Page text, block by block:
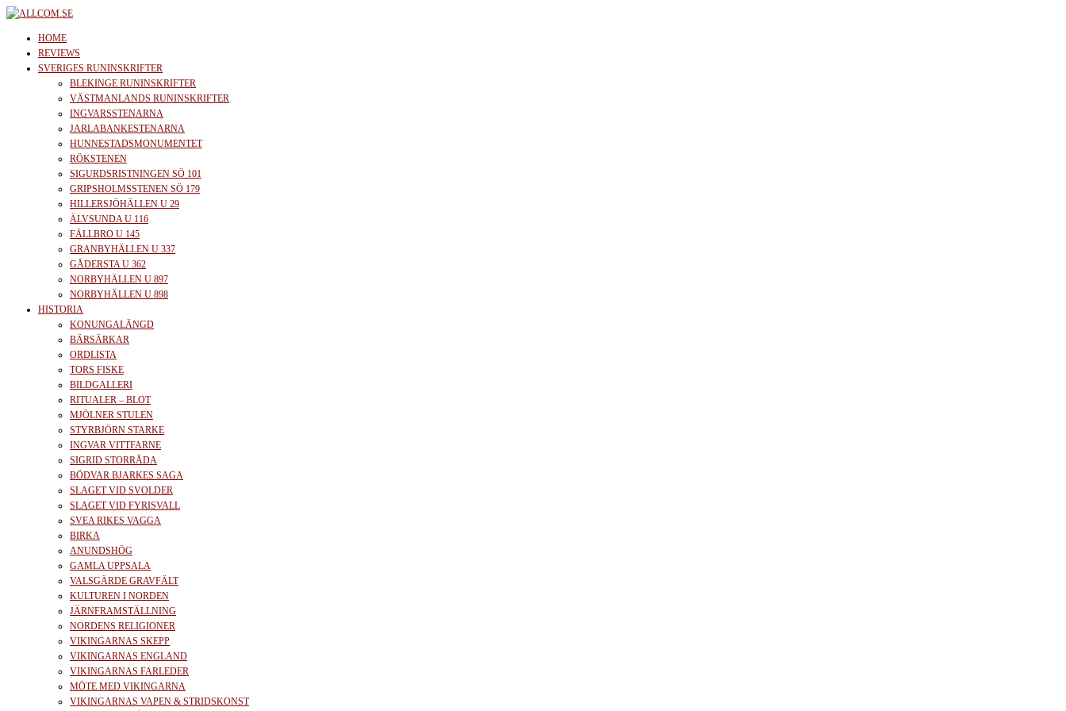
Skip
content
allcom.se
News | Reviews | History
HOME
REVIEWS
SVERIGES RUNINSKRIFTER
BLEKINGE RUNINSKRIFTER
VÄSTMANLANDS RUNINSKRIFTER
INGVARSSTENARNA
JARLABANKESTENARNA
HUNNESTADSMONUMENTET
RÖKSTENEN
SIGURDSRISTNINGEN SÖ 101
GRIPSHOLMSSTENEN SÖ 179
HILLERSJÖHÄLLEN U 29
ÄLVSUNDA U 116
FÄLLBRO U 145
GRANBYHÄLLEN U 337
GÅDERSTA U 362
NORBYHÄLLEN U 897
NORBYHÄLLEN U 898
HISTORIA
KONUNGALÄNGD
BÄRSÄRKAR
ORDLISTA
TORS FISKE
BILDGALLERI
RITUALER – BLOT
MJÖLNER STULEN
STYRBJÖRN STARKE
INGVAR VITTFARNE
SIGRID STORRÅDA
BÖDVAR BJARKES SAGA
SLAGET VID SVOLDER
SLAGET VID FYRISVALL
SVEA RIKES VAGGA
BIRKA
ANUNDSHÖG
GAMLA UPPSALA
VALSGÄRDE GRAVFÄLT
KULTUREN I NORDEN
JÄRNFRAMSTÄLLNING
NORDENS RELIGIONER
VIKINGARNAS SKEPP
VIKINGARNAS ENGLAND
VIKINGARNAS FARLEDER
MÖTE MED VIKINGARNA
VIKINGARNAS VAPEN & STRIDSKONST